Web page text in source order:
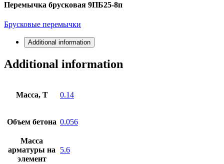
Перемычка брусковая 9ПБ25-8п
Брусковые перемычки
Additional information
Additional information
Масса, Т 0.14
Объем бетона 0.056
Масса
арматуры на
элемент
5.6